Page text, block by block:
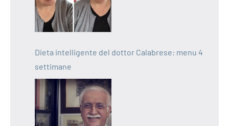
Dieta intelligente del dottor Calabrese: menu 4
settimane